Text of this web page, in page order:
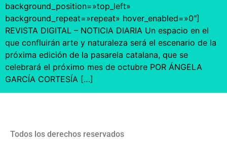
background_position=»top_left»
background_repeat=»repeat» hover_enabled=»0″]
REVISTA DIGITAL – NOTICIA DIARIA Un espacio en el
que confluirán arte y naturaleza será el escenario de la
próxima edición de la pasarela catalana, que se
celebrará el próximo mes de octubre POR ÁNGELA
GARCÍA CORTESÍA […]
Todos los derechos reservados